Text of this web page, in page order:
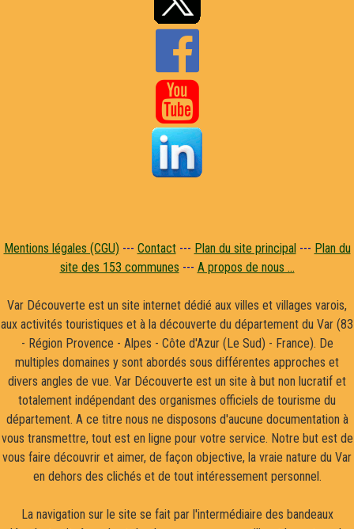


Mentions légales (CGU) --- Contact--- Plan du site principal--- Plan du
site des 153 communes --- A propos de nous ...
Var Découverte est un site internet dédié aux villes et villages varois,
aux activités touristiques et à la découverte du département du Var (83
- Région Provence - Alpes - Côte d'Azur (Le Sud) - France). De
multiples domaines y sont abordés sous différentes approches et
divers angles de vue. Var Découverte est un site à but non lucratif et
totalement indépendant des organismes officiels de tourisme du
département. A ce titre nous ne disposons d'aucune documentation à
vous transmettre, tout est en ligne pour votre service. Notre but est de
vous faire découvrir et aimer, de façon objective, la vraie nature du Var
en dehors des clichés et de tout intéressement personnel.
La navigation sur le site se fait par l'intermédiaire des bandeaux